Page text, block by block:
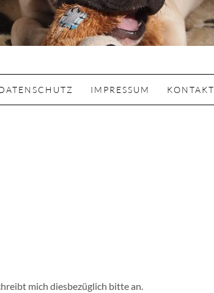
IMPRESSUM KONTAKT
mich diesbezüglich bitte an.